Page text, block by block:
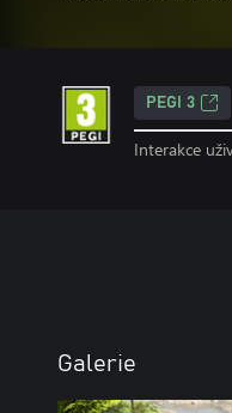
PEGI 3
Interakce
Galerie